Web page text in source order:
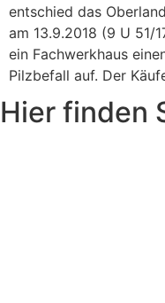
entschied das
am 13.9.2018 (9 U 51/
ein Fachwerkhaus
Pilzbefall auf. Der
Hier finden